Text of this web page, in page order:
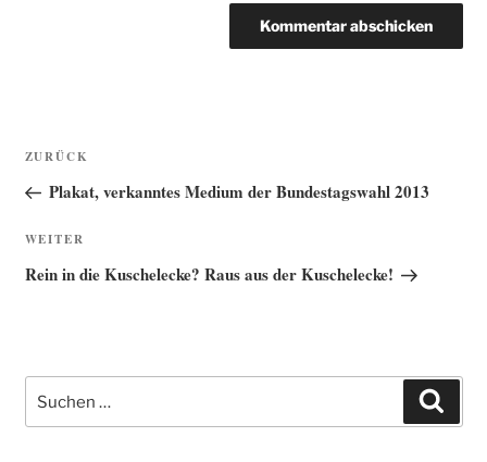
Beitragsnavigation
Vorheriger
Beitrag
ZURÜCK
Plakat, verkanntes Medium der Bundestagswahl 2013
Nächster
Beitrag
WEITER
Rein in die Kuschelecke? Raus aus der Kuschelecke!
nach: